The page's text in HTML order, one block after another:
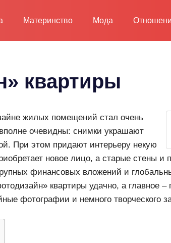
Материнство Мода
квартиры
жилых помещений стал очень
очевидны: снимки украшают
При этом придают интерьеру некую
новое лицо, а старые стены и
финансовых вложений и
квартиры удачно, а главное –
фотографии и немного творческого